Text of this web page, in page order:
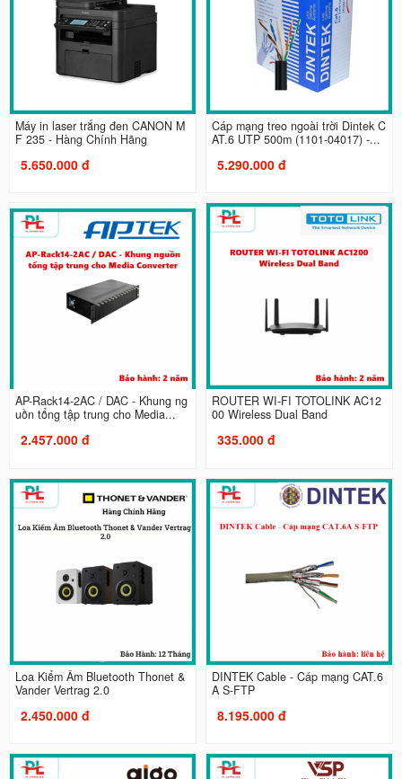
Máy in laser trắng đen CANON M
F 235 - Hàng Chính Hãng
5.650.000 đ
Cáp mạng treo ngoài trời Dintek C
AT.6 UTP 500m (1101-04017) -...
5.290.000 đ
AP-Rack14-2AC / DAC - Khung ng
uồn tổng tập trung cho Media...
2.457.000 đ
ROUTER WI-FI TOTOLINK AC12
00 Wireless Dual Band
335.000 đ
Loa Kiểm Âm Bluetooth Thonet &
Vander Vertrag 2.0
2.450.000 đ
DINTEK Cable - Cáp mạng CAT.6
A S-FTP
8.195.000 đ